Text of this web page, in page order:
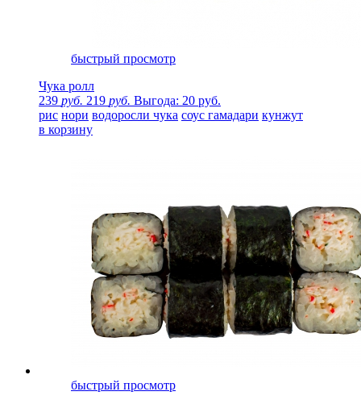
быстрый просмотр
Чука ролл
239 руб. 219 руб. Выгода: 20 руб.
рис нори водоросли чука соус гамадари кунжут
в корзину
быстрый просмотр